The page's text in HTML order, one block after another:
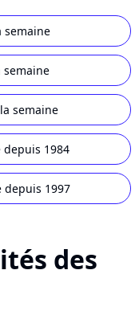
semaine
semaine
semaine
depuis 1984
depuis 1997
des